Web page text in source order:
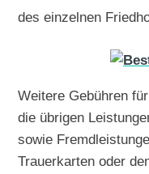
des einzelnen
Weitere Gebühren
die übrigen
sowie
Trauerkarten oder